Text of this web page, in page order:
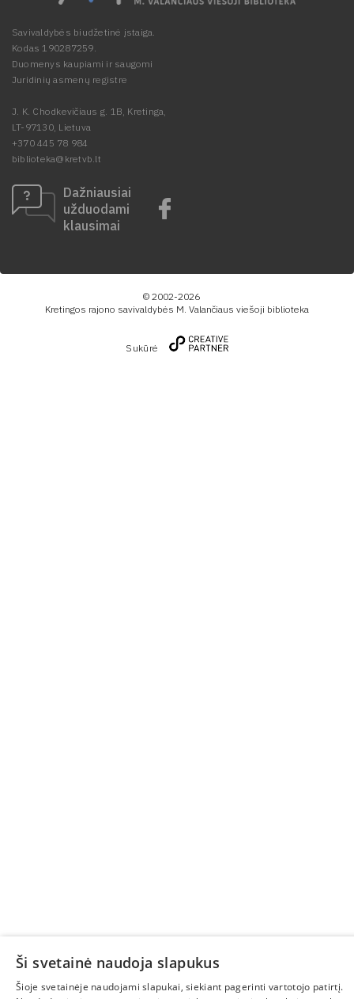
Savivaldybės biudžetinė įstaiga.
Kodas 190287259.
Duomenys kaupiami ir saugomi
Juridinių asmenų registre
J. K. Chodkevičiaus g. 1B, Kretinga,
LT-97130, Lietuva
+370 445 78 984
biblioteka@kretvb.lt
Dažniausiai
užduodami
klausimai
© 2002-2026
Kretingos rajono savivaldybės M. Valančiaus viešoji biblioteka
Sukūrė
Ši svetainė naudoja slapukus
Šioje svetainėje naudojami slapukai, siekiant pagerinti vartotojo patirtį.